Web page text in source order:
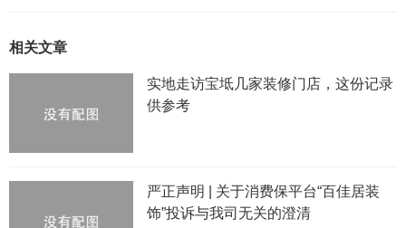
相关文章
实地走访宝坻几家装修门店，这份记录
供参考
严正声明 | 关于消费保平台“百佳居装
饰”投诉与我司无关的澄清